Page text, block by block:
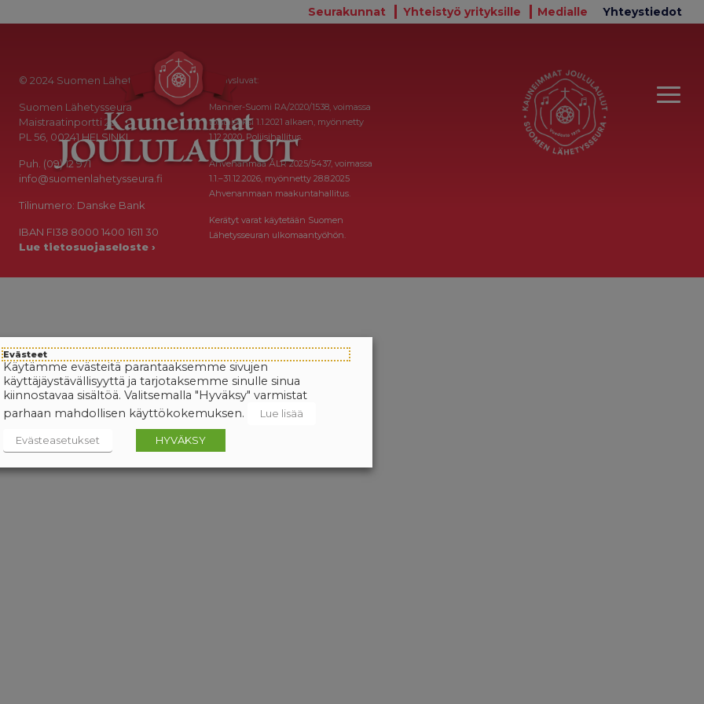
Seurakunnat Yhteistyö yrityksille Medialle Yhteystiedot
© 2024 Suomen Lähetysseura
Suomen Lähetysseura
Maistraatinportti 2a
PL 56, 00241 HELSINKI
Puh. (09) 12 971
info@suomenlahetysseura.fi
Tilinumero: Danske Bank
IBAN FI38 8000 1400 1611 30
Lue tietosuojaseloste ›
Keräysluvat:
Manner-Suomi RA/2020/1538, voimassa
toistaiseksi 1.1.2021 alkaen, myönnetty
1.12.2020, Poliisihallitus.
Ahvenanmaa ÅLR 2025/5437, voimassa
1.1.–31.12.2026, myönnetty 28.8.2025
Ahvenanmaan maakuntahallitus.
Kerätyt varat käytetään Suomen
Lähetysseuran ulkomaantyöhön.
Evästeet
Käytämme evästeitä parantaaksemme sivujen
käyttäjäystävällisyyttä ja tarjotaksemme sinulle sinua
kiinnostavaa sisältöä. Valitsemalla "Hyväksy" varmistat
parhaan mahdollisen käyttökokemuksen.
Lue lisää
Evästeasetukset HYVÄKSY